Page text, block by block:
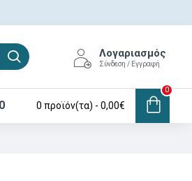
Λογαριασμός
Σύνδεση / Εγγραφή
0 προϊόν(τα) - 0,00€
0